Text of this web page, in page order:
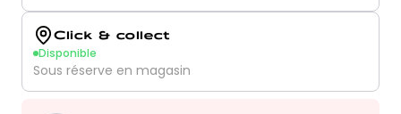
Click & collect
Disponible
Sous réserve en magasin